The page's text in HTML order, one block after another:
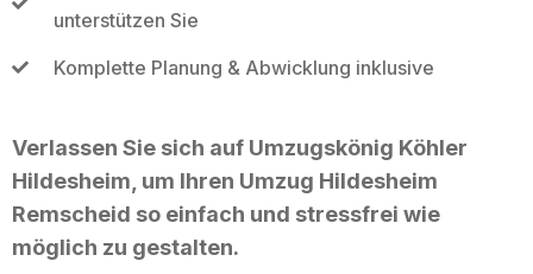
unterstützen Sie
Komplette Planung & Abwicklung inklusive
Verlassen Sie sich auf Umzugskönig Köhler
Hildesheim, um Ihren Umzug Hildesheim
Remscheid so einfach und stressfrei wie
möglich zu gestalten.